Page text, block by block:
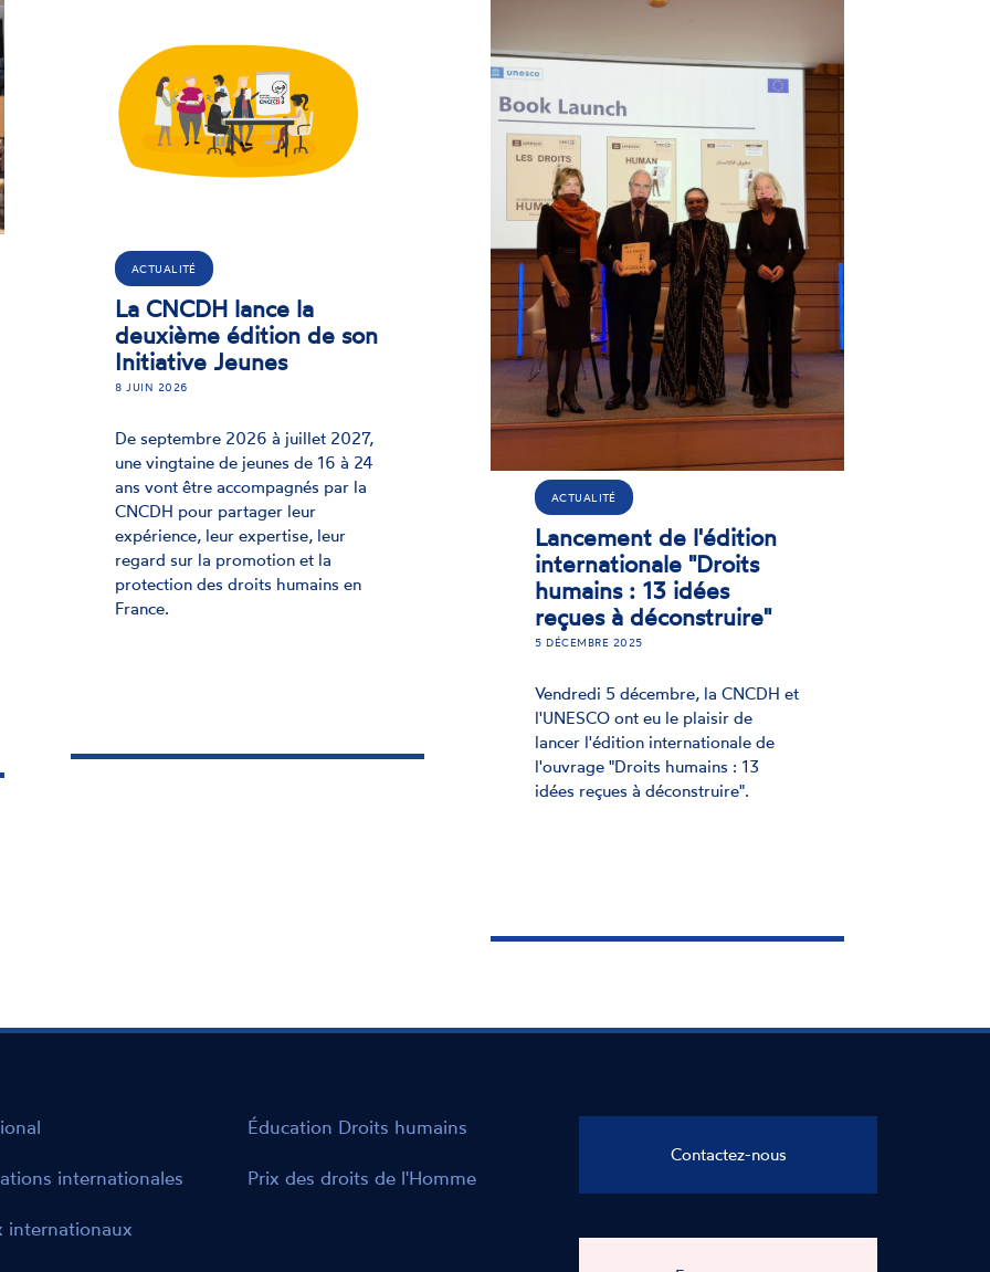
Rendez-vous de
l’Histoire de Blois
16 JUILLET 2025
Pour la 5e année consécutive, la
Commission nationale consultative
Rendez-vous de l’Histoire qui se
dérouleront du 8 au 12 octobre
2025 à Blois sur le thème « La
France ? ».
ACTUALITÉ
Programme Ecoality :
formation de jeunes aux
enjeux de l’égalité face
aux changements
climatiques
26 MARS 2025
Jeudi 6 mars 2025, la CNCDH a
formation de lycéens dans le cadre
du programme Ecoality mis en
œuvre en France par l’Institut
international des droits de
l’Homme et de la paix, en
partenariat avec l’Académie de
Normandie et la DRAAF
Normandie.